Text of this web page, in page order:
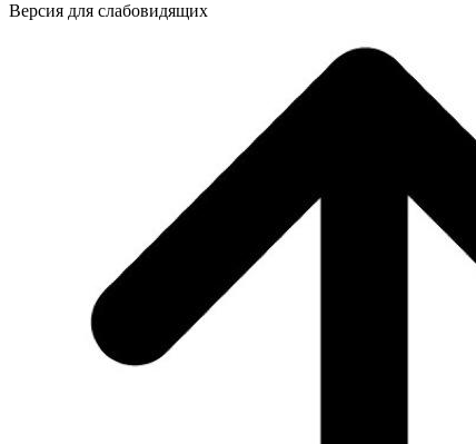
Версия для слабовидящих